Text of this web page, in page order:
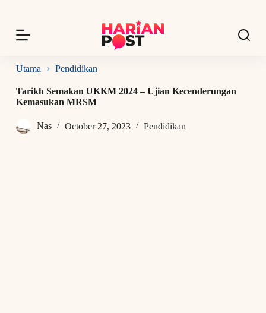
p
o
o
n
n
Utama Pendidikan
Tarikh Semakan UKKM 2024 – Ujian Kecenderungan
Kemasukan MRSM
Nas October 27, 2023 Pendidikan